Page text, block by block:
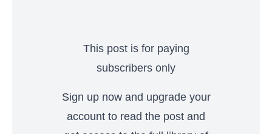
This post is for paying
subscribers only
Sign up now and upgrade your
account to read the post and